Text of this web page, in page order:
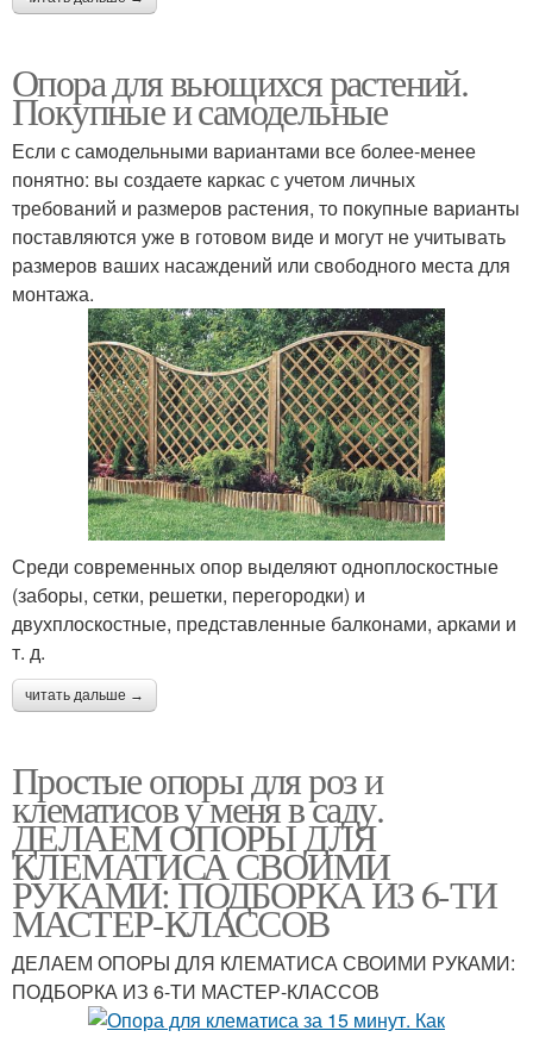
Опора для вьющихся растений.
Покупные и самодельные
Если с самодельными вариантами все более-менее
понятно: вы создаете каркас с учетом личных
требований и размеров растения, то покупные варианты
поставляются уже в готовом виде и могут не учитывать
размеров ваших насаждений или свободного места для
монтажа.
Среди современных опор выделяют одноплоскостные
(заборы, сетки, решетки, перегородки) и
двухплоскостные, представленные балконами, арками и
т. д.
читать дальше →
Простые опоры для роз и
клематисов у меня в саду.
ДЕЛАЕМ ОПОРЫ ДЛЯ
КЛЕМАТИСА СВОИМИ
РУКАМИ: ПОДБОРКА ИЗ 6-ТИ
МАСТЕР-КЛАССОВ
ДЕЛАЕМ ОПОРЫ ДЛЯ КЛЕМАТИСА СВОИМИ РУКАМИ:
ПОДБОРКА ИЗ 6-ТИ МАСТЕР-КЛАССОВ